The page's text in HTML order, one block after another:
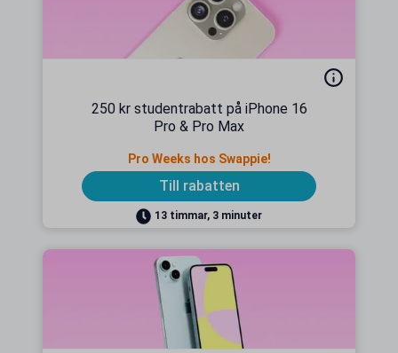
250 kr studentrabatt på iPhone 16
Pro & Pro Max
Pro Weeks hos Swappie!
Till rabatten
13 timmar, 3 minuter